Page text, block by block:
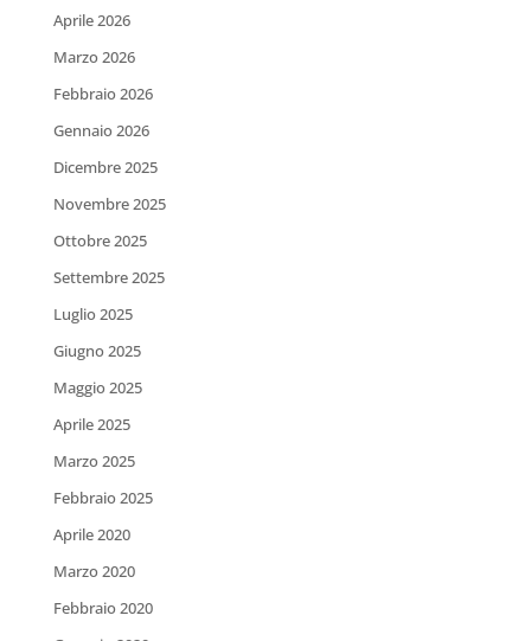
Aprile 2026
Marzo 2026
Febbraio 2026
Gennaio 2026
Dicembre 2025
Novembre 2025
Ottobre 2025
Settembre 2025
Luglio 2025
Giugno 2025
Maggio 2025
Aprile 2025
Marzo 2025
Febbraio 2025
Aprile 2020
Marzo 2020
Febbraio 2020